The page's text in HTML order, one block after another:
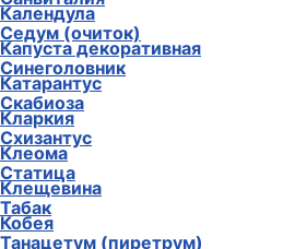
Седум (очиток)
Синеголовник
Скабиоза
Схизантус
Статица
Табак
Танацетум (пиретрум)
Календула
Капуста декоративная
Катарантус
Кларкия
Клеома
Клещевина
Кобея